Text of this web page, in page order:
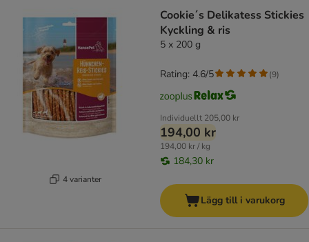
4 varianter
Cookie´s Delikatess Stickies
Kyckling & ris
5 x 200 g
Individuellt 205,00 kr
194,00 kr
194,00 kr / kg
184,30 kr
Rating: 4.6/5 (9)
Lägg till i varukorg